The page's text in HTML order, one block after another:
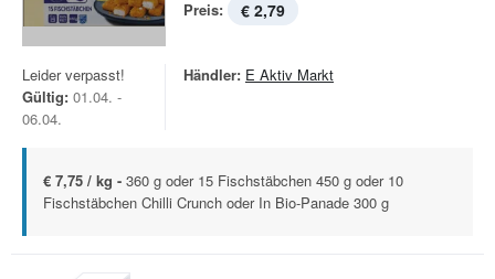
Preis: € 2,79
Leider verpasst!
Gültig: 01.04. -
06.04.
Händler: E Aktiv Markt
€ 7,75 / kg - 360 g oder 15 Fischstäbchen 450 g oder 10
Fischstäbchen Chilli Crunch oder In Bio-Panade 300 g